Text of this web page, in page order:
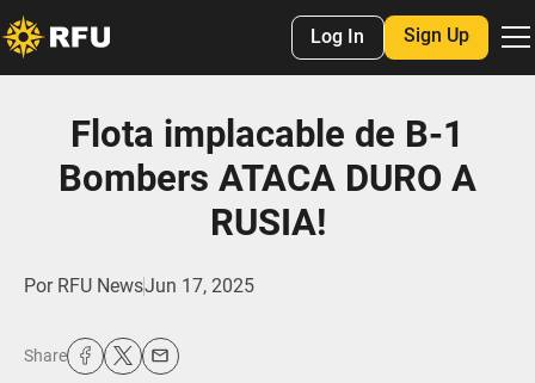
Log In Sign Up
Flota implacable de B-1
Bombers ATACA DURO A
RUSIA!
Por RFU NewsJun 17, 2025
Share